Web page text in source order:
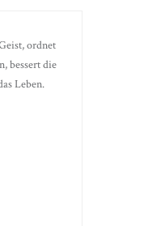
ordnet
bessert die
Leben.